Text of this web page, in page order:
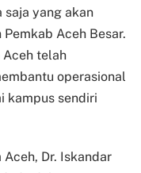
yang akan
Aceh Besar.
telah
operasional
kampus sendiri
Dr. Iskandar